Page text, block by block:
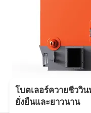
โบตเลอร์ควายชีววิ
ยั่งยืนและยาวนาน